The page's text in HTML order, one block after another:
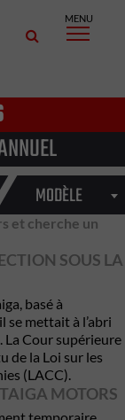
MENU
MODÈLE
et cherche un
SOUS LA
, basé à
se mettait à l’abri
La Cour supérieure
de la Loi sur les
(LACC).
MOTORS